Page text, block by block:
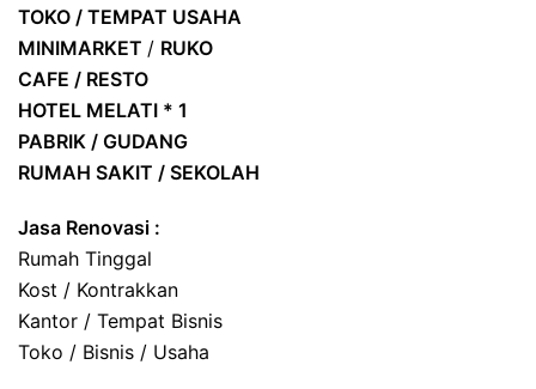
TOKO / TEMPAT USAHA
MINIMARKET / RUKO
CAFE / RESTO
HOTEL MELATI * 1
PABRIK / GUDANG
RUMAH SAKIT / SEKOLAH
Jasa Renovasi :
Rumah Tinggal
Kost / Kontrakkan
Kantor / Tempat Bisnis
Toko / Bisnis / Usaha